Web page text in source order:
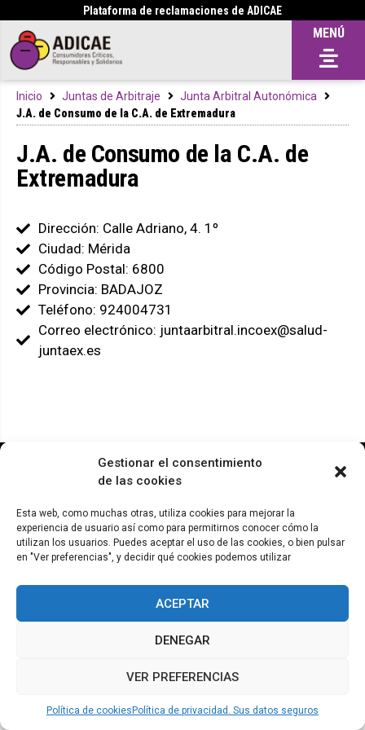
Gestionar el consentimiento
de las cookies
Esta web, como muchas otras, utiliza cookies para mejorar la
experiencia de usuario así como para permitirnos conocer cómo la
utilizan los usuarios. Puedes aceptar el uso de las cookies, o bien pulsar
en "Ver preferencias", y decidir qué cookies podemos utilizar
ACEPTAR
DENEGAR
VER PREFERENCIAS
Política de cookies Política de privacidad. Sus datos seguros
Plataforma de reclamaciones de ADICAE
MENÚ
Inicio Juntas de Arbitraje
Junta Arbitral Autonómica
J.A. de Consumo de la C.A. de Extremadura
J.A. de Consumo de la C.A. de
Extremadura
Dirección: Calle Adriano, 4. 1º
Ciudad: Mérida
Código Postal: 6800
Provincia: BADAJOZ
Teléfono: 924004731
Correo electrónico: juntaarbitral.incoex@salud-
juntaex.es
© ADICAE - 2022